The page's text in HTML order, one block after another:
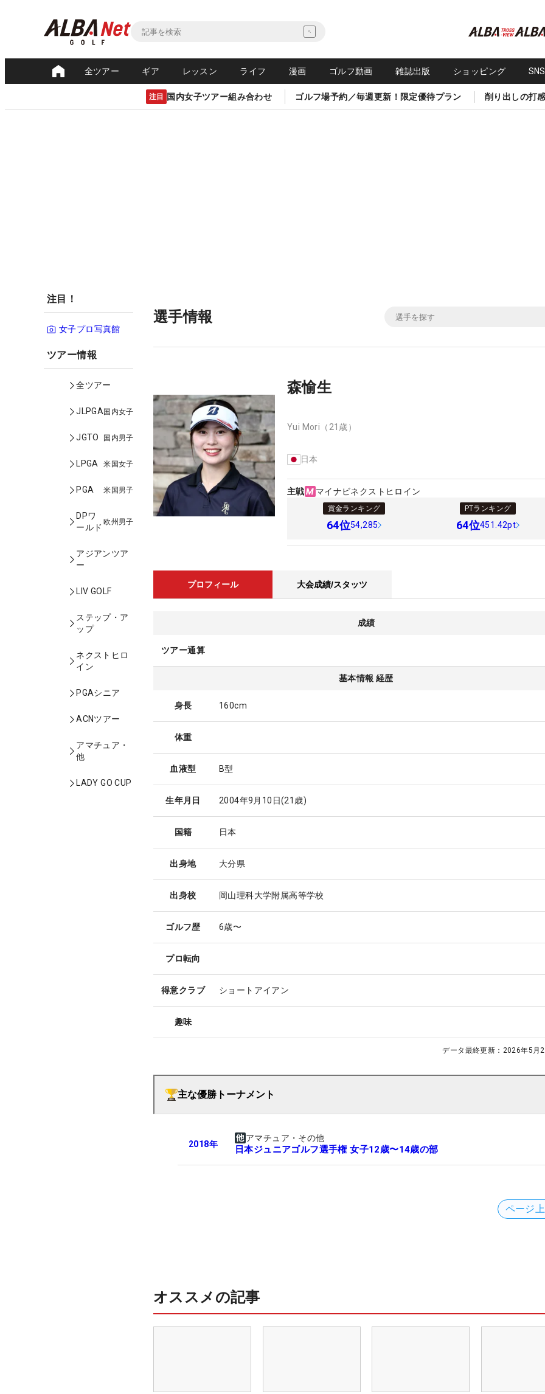
全ツアー ギア レッスン ライフ 漫画 ゴルフ動画 雑誌出版 ショッピング
注目 国内女子ツアー組み合わせ ゴルフ場予約／毎週更新！限定優待プラン 削り出しの打
注目！
女子プロ写真館
ツアー情報
全ツアー
JLPGA国内女子
JGTO 国内男子
LPGA 米国女子
PGA 米国男子
DPワ
ールド
欧州男子
アジアンツア
ー
LIV GOLF
ステップ・ア
ップ
ネクストヒロ
イン
PGAシニア
ACNツアー
アマチュア・
他
LADY GO CUP
選手情報
森愉生
Yui Mori （21歳）
日本
主戦 マイナビネクストヒロイン
賞金ランキング
64位54,285
PTランキング
64位451.42pt
プロフィール 大会成績/スタッツ
成績
ツアー通算
基本情報 経歴
身長 160cm
体重
血液型 B型
生年月日 2004年9月10日(21歳)
国籍 日本
出身地 大分県
出身校 岡山理科大学附属高等学校
ゴルフ歴 6歳〜
プロ転向
得意クラブ ショートアイアン
趣味
データ最終更新： 2026年5月
主な優勝トーナメント
2018年
アマチュア・その他
日本ジュニアゴルフ選手権 女子12歳〜14歳の部
ページ
オススメの記事